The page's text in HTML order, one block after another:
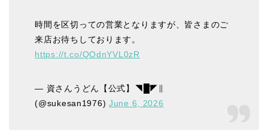
時間を区切っての営業となりますが、皆さまのご
来店お待ちしております。
https://t.co/QOdnYVL0zR
— 資さんうどん【公式】◥█̆̈◤∥
(@sukesan1976) June 6, 2026